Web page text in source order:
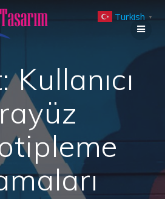
to
Kullanıcı
Turkish ▼